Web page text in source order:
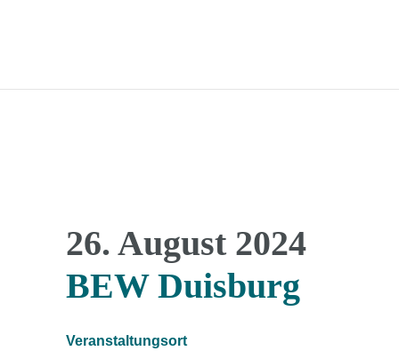
26. August 2024
BEW Duisburg
Veranstaltungsort